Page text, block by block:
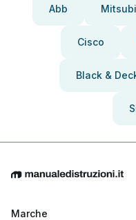
Abb
Cisco
Black &
Marche